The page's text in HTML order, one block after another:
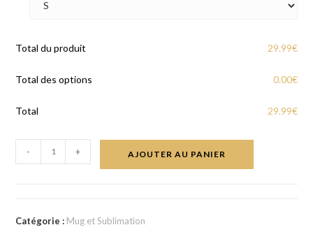
Total du produit 29.99€
Total des options 0.00€
Total 29.99€
- + AJOUTER AU PANIER
Catégorie : Mug et Sublimation